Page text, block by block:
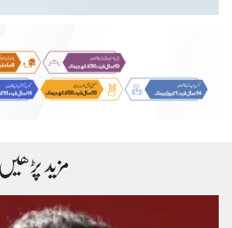
مزید پڑھیں